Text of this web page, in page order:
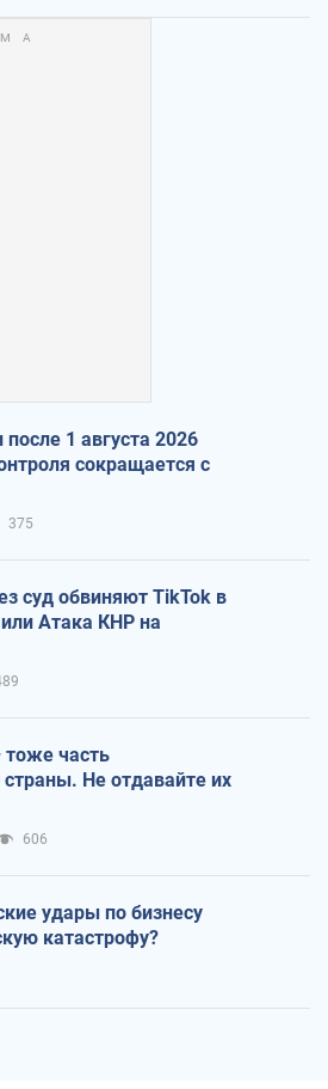
1 августа 2026
сокращается с
375
суд обвиняют TikTok в
Атака КНР на
тоже часть
Не отдавайте их
606
удары по бизнесу
катастрофу?